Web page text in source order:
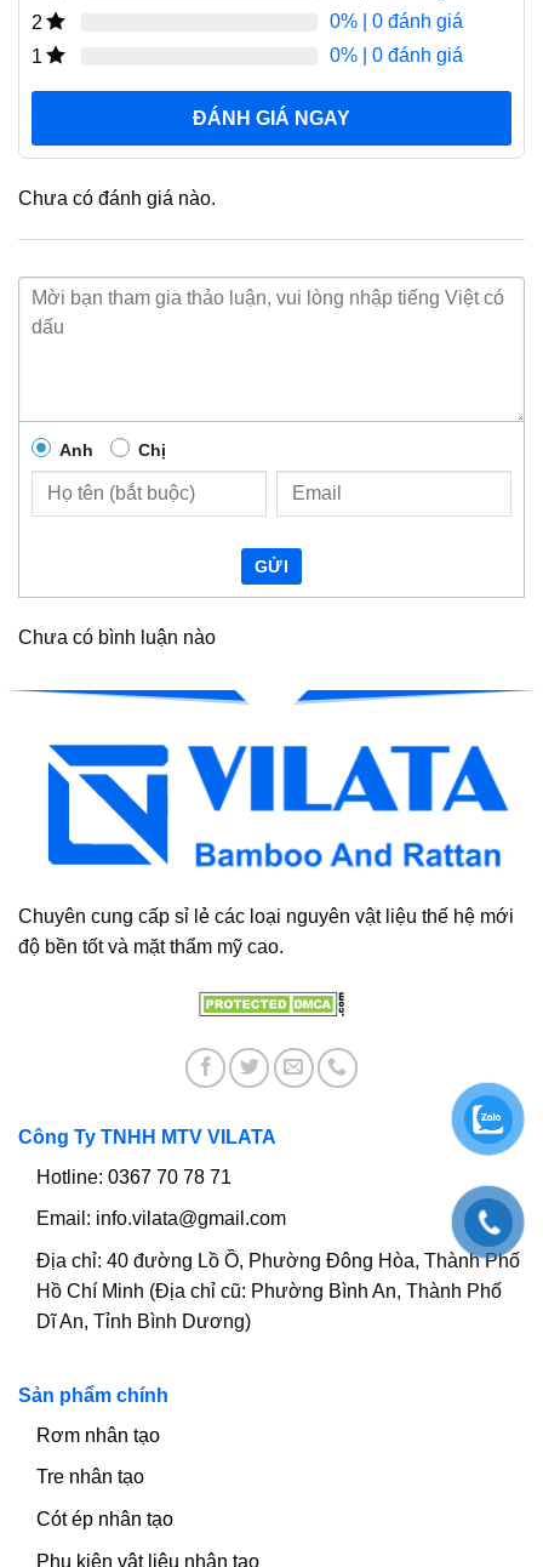
2
0% | 0 đánh giá
1
0% | 0 đánh giá
ĐÁNH GIÁ NGAY
Chưa có đánh giá nào.
Anh Chị
GỬI
Chưa có bình luận nào
Chuyên cung cấp sỉ lẻ các loại nguyên vật liệu thế hệ mới
độ bền tốt và mặt thẩm mỹ cao.
Công Ty TNHH MTV VILATA
Hotline: 0367 70 78 71
Email: info.vilata@gmail.com
Địa chỉ: 40 đường Lồ Ồ, Phường Đông Hòa, Thành Phố
Hồ Chí Minh (Địa chỉ cũ: Phường Bình An, Thành Phố
Dĩ An, Tỉnh Bình Dương)
Sản phẩm chính
Rơm nhân tạo
Tre nhân tạo
Cót ép nhân tạo
Phụ kiện vật liệu nhân tạo